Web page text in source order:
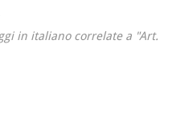
in italiano correlate a "Art.